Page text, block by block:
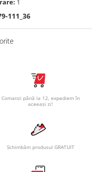
1
111_36
Comanzi până la 12, expediem în
aceeași zi!
Schimbăm produsul GRATUIT